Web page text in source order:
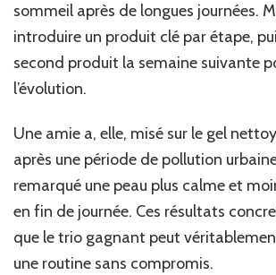
sommeil après de longues journées.
introduire un produit clé par étape,
second produit la semaine suivante
l’évolution.
Une amie a, elle, misé sur le gel
après une période de pollution
remarqué une peau plus calme et
en fin de journée. Ces résultats
que le trio gagnant peut
une routine sans compromis.